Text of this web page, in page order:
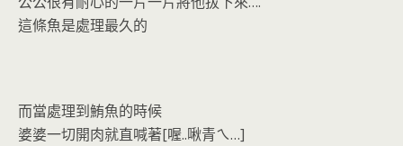
這條魚是處理最久的
而當處理到鮪魚的時候
婆婆一切開肉就直喊著[喔..啾青ㄟ…]